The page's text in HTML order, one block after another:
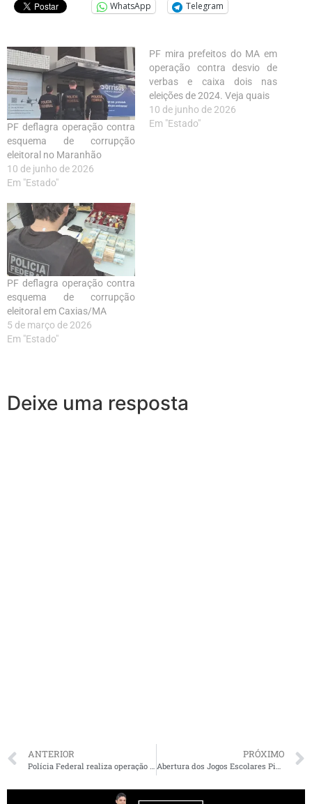
WhatsApp Telegram
PF deflagra operação contra
esquema de corrupção
eleitoral no Maranhão
10 de junho de 2026
Em "Estado"
PF mira prefeitos do MA em
operação contra desvio de
verbas e caixa dois nas
eleições de 2024. Veja quais
10 de junho de 2026
Em "Estado"
PF deflagra operação contra
esquema de corrupção
eleitoral em Caxias/MA
5 de março de 2026
Em "Estado"
Deixe uma resposta
ANTERIOR PRÓXIMO